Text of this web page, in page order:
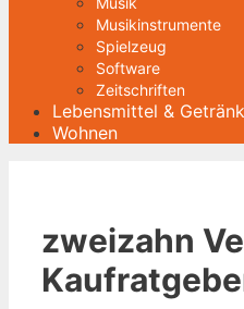
Musikinstrumente
Spielzeug
Software
Zeitschriften
Lebensmittel &
Wohnen
zweizahn